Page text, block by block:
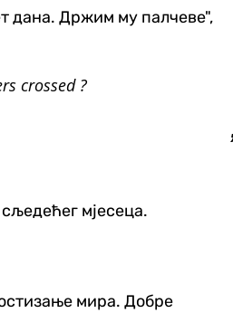
дана. Држим му палчеве",
crossed ?
мјесеца.
мира. Добре